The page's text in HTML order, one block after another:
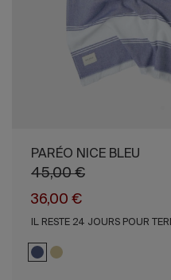
PARÉO NICE BLEU
45,00 €
36,00 €
IL RESTE 24 JOURS POUR